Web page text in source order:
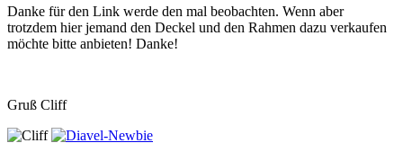
Danke für den Link werde den mal beobachten. Wenn aber
trotzdem hier jemand den Deckel und den Rahmen dazu verkaufen
möchte bitte anbieten! Danke!
Gruß Cliff